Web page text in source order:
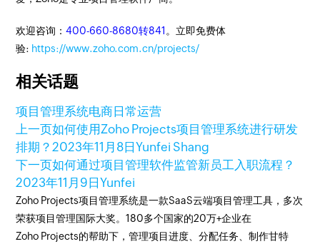
欢迎咨询：400-660-8680转841 。立即免费体
验: https://www.zoho.com.cn/projects/
相关话题
项目管理系统电商日常运营
上一页如何使用Zoho Projects项目管理系统进行研发
排期？ 2023年11月8日Yunfei Shang
下一页如何通过项目管理软件监管新员工入职流程？
2023年11月9日Yunfei
Zoho Projects项目管理系统是一款SaaS云端项目管理工具，多次
荣获项目管理国际大奖。180多个国家的20万+企业在
Zoho Projects的帮助下，管理项目进度、分配任务、制作甘特